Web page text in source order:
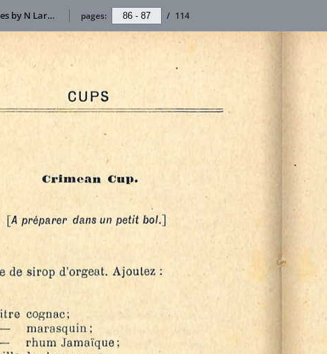
1902 156 Recettes de Boissons Américaines by N Larsen pages: / 114